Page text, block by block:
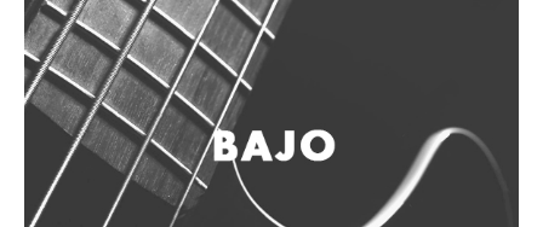
Vientos
Accesorios
Micrófonos
Mano alámbrico
Instrumento alámbrico
Inalámbrico de mano